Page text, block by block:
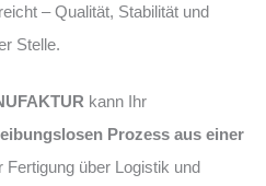
– Qualität, Stabilität und
Stelle.
kann Ihr
Prozess aus einer
Fertigung über Logistik und